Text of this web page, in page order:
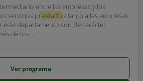
entre las empresas y los
servicios prestados tanto a las empresas
este departamento son de carácter
de los...
Ver programa